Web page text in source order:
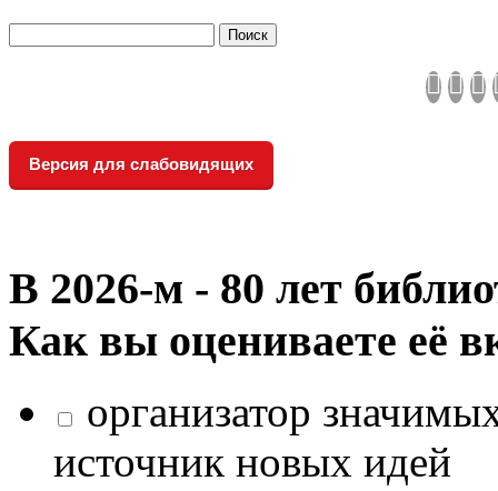
Версия для слабовидящих
В 2026‑м - 80 лет
Как вы оцениваете её
организатор
источник новых идей